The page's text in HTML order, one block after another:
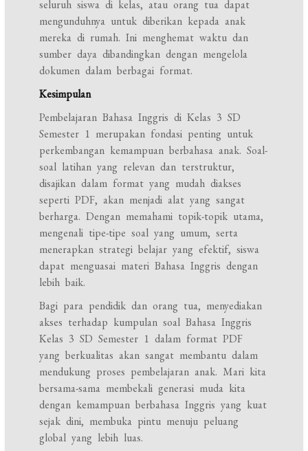
seluruh siswa di kelas, atau orang tua dapat
mengunduhnya untuk diberikan kepada anak
mereka di rumah. Ini menghemat waktu dan
sumber daya dibandingkan dengan mengelola
dokumen dalam berbagai format.
Kesimpulan
Pembelajaran Bahasa Inggris di Kelas 3 SD
Semester 1 merupakan fondasi penting untuk
perkembangan kemampuan berbahasa anak. Soal-
soal latihan yang relevan dan terstruktur,
disajikan dalam format yang mudah diakses
seperti PDF, akan menjadi alat yang sangat
berharga. Dengan memahami topik-topik utama,
mengenali tipe-tipe soal yang umum, serta
menerapkan strategi belajar yang efektif, siswa
dapat menguasai materi Bahasa Inggris dengan
lebih baik.
Bagi para pendidik dan orang tua, menyediakan
akses terhadap kumpulan soal Bahasa Inggris
Kelas 3 SD Semester 1 dalam format PDF
yang berkualitas akan sangat membantu dalam
mendukung proses pembelajaran anak. Mari kita
bersama-sama membekali generasi muda kita
dengan kemampuan berbahasa Inggris yang kuat
sejak dini, membuka pintu menuju peluang
global yang lebih luas.